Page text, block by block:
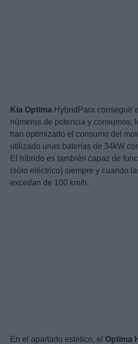
Kia Optima HybridPara conseguir
números de potencia y consumos,
han optimizado el consumo del
utilizado unas baterías de 34kW
El híbrido es también capaz de
(sólo eléctrico) siempre y cuando
excedan de 100 km/h.
En el apartado estético, el Optima